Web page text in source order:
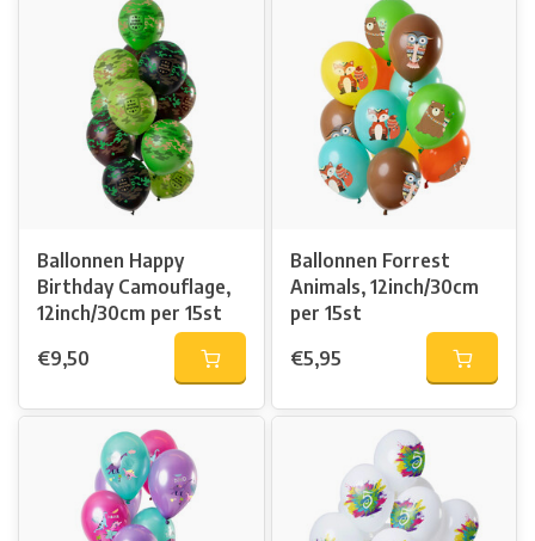
Ballonnen Happy
Birthday Camouflage,
12inch/30cm per 15st
€9,50
Ballonnen Forrest
Animals, 12inch/30cm
per 15st
€5,95